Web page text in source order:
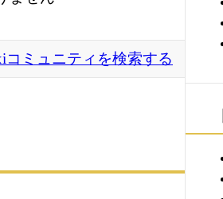
コミュニティを検索する